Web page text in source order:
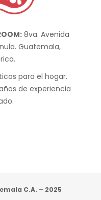
8va. Avenida
Guatemala,
para el hogar.
de experiencia
C.A. – 2025